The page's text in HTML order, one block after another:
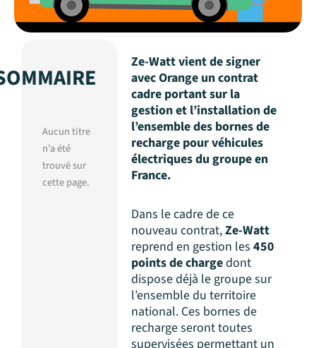
Aucun titre
n’a été
trouvé sur
cette page.
Ze-Watt vient de signer
avec Orange un contrat
cadre portant sur la
gestion et l’installation de
l’ensemble des bornes de
recharge pour véhicules
électriques du groupe en
France.
Dans le cadre de ce
nouveau contrat,Ze-Watt
reprend en gestion les 450
points de chargedont
dispose déjà le groupe sur
l’ensemble du territoire
national. Ces bornes de
recharge seront toutes
supervisées permettant un